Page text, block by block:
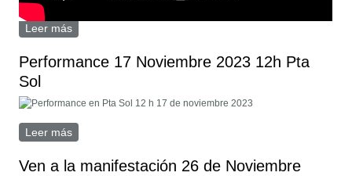
Leer más
Performance 17 Noviembre 2023 12h Pta
Sol
Leer más
Ven a la manifestación 26 de Noviembre